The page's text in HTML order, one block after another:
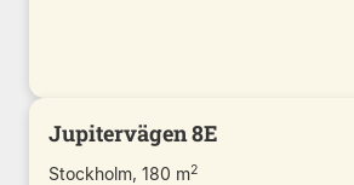
Jupitervägen 8E
Stockholm, 180 m2